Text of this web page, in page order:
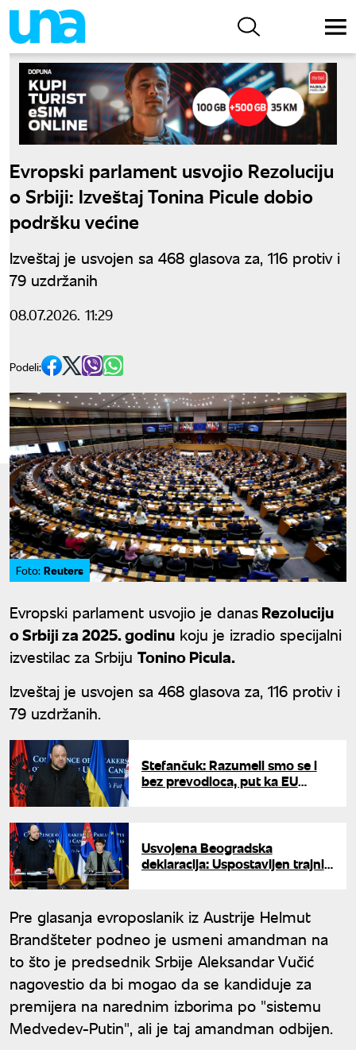
Evropski parlament usvojio Rezoluciju
o Srbiji: Izveštaj Tonina Picule dobio
podršku većine
Izveštaj je usvojen sa 468 glasova za, 116 protiv i
79 uzdržanih
08.07.2026. 11:29
Podeli:
Foto: Reuters
Evropski parlament usvojio je danasRezoluciju
o Srbiji za 2025. godinu koju je izradio specijalni
izvestilac za Srbiju Tonino Picula.
Izveštaj je usvojen sa 468 glasova za, 116 protiv i
79 uzdržanih.
Stefančuk: Razumeli smo se i
bez prevodioca, put ka EU
Usvojena Beogradska
deklaracija: Uspostavljen trajni
Pre glasanja evroposlanik iz Austrije Helmut
Brandšteter podneo je usmeni amandman na
to što je predsednik Srbije Aleksandar Vučić
nagovestio da bi mogao da se kandiduje za
premijera na narednim izborima po "sistemu
Medvedev-Putin", ali je taj amandman odbijen.